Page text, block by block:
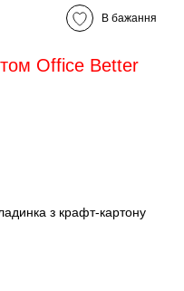
В бажання
Office Better
з крафт-картону